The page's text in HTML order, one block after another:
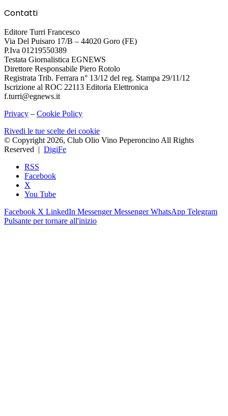
Contatti
Editore Turri Francesco
Via Del Puisaro 17/B – 44020 Goro (FE)
P.Iva 01219550389
Testata Giornalistica EGNEWS
Direttore Responsabile Piero Rotolo
Registrata Trib. Ferrara n° 13/12 del reg. Stampa 29/11/12
Iscrizione al ROC 22113 Editoria Elettronica
f.turri@egnews.it
Privacy – Cookie Policy
Rivedi le tue scelte dei cookie
© Copyright 2026, Club Olio Vino Peperoncino All Rights
Reserved | DigiFe
RSS
Facebook
X
You Tube
Facebook X LinkedIn Messenger Messenger WhatsApp Telegram
Pulsante per tornare all'inizio